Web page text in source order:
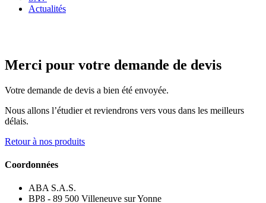
Actualités
Merci pour votre demande de devis
Votre demande de devis a bien été envoyée.
Nous allons l’étudier et reviendrons vers vous dans les meilleurs
délais.
Retour à nos produits
Coordonnées
ABA S.A.S.
BP8 - 89 500 Villeneuve sur Yonne